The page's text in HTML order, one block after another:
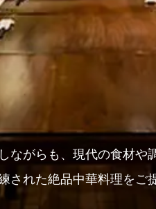
ながらも、現代の食材や
された絶品中華料理をご